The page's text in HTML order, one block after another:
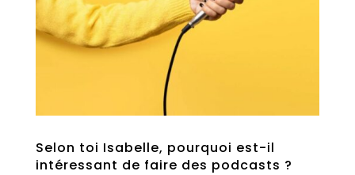
Selon toi Isabelle, pourquoi est-il
intéressant de faire des podcasts ?